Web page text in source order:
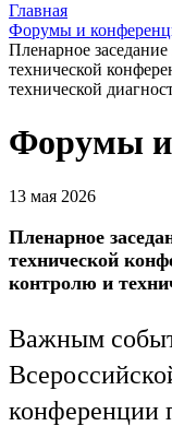
Главная
Форумы и
Пленарное
технической
технической
Форумы и
13 мая 2026
Пленарное
технической
контролю и
Важным
конференции